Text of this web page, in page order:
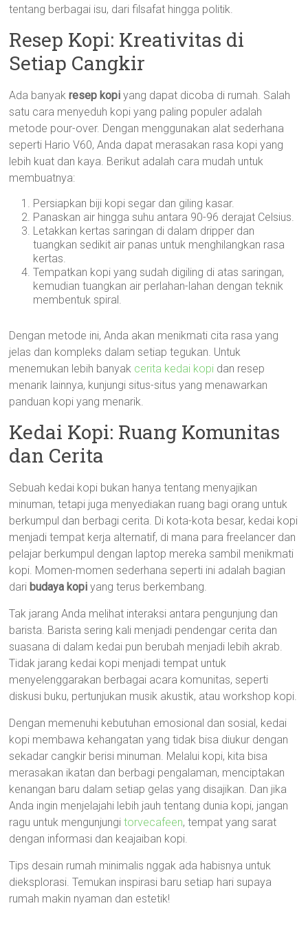
tentang berbagai isu, dari filsafat hingga politik.
Resep Kopi: Kreativitas di
Setiap Cangkir
Ada banyakresep kopi yang dapat dicoba di rumah. Salah
satu cara menyeduh kopi yang paling populer adalah
metode pour-over. Dengan menggunakan alat sederhana
seperti Hario V60, Anda dapat merasakan rasa kopi yang
lebih kuat dan kaya. Berikut adalah cara mudah untuk
membuatnya:
Persiapkan biji kopi segar dan giling kasar.
Panaskan air hingga suhu antara 90-96 derajat Celsius.
Letakkan kertas saringan di dalam dripper dan
tuangkan sedikit air panas untuk menghilangkan rasa
kertas.
Tempatkan kopi yang sudah digiling di atas saringan,
kemudian tuangkan air perlahan-lahan dengan teknik
membentuk spiral.
Dengan metode ini, Anda akan menikmati cita rasa yang
jelas dan kompleks dalam setiap tegukan. Untuk
menemukan lebih banyak cerita kedai kopi dan resep
menarik lainnya, kunjungi situs-situs yang menawarkan
panduan kopi yang menarik.
Kedai Kopi: Ruang Komunitas
dan Cerita
Sebuah kedai kopi bukan hanya tentang menyajikan
minuman, tetapi juga menyediakan ruang bagi orang untuk
berkumpul dan berbagi cerita. Di kota-kota besar, kedai kopi
menjadi tempat kerja alternatif, di mana para freelancer dan
pelajar berkumpul dengan laptop mereka sambil menikmati
kopi. Momen-momen sederhana seperti ini adalah bagian
dari budaya kopi yang terus berkembang.
Tak jarang Anda melihat interaksi antara pengunjung dan
barista. Barista sering kali menjadi pendengar cerita dan
suasana di dalam kedai pun berubah menjadi lebih akrab.
Tidak jarang kedai kopi menjadi tempat untuk
menyelenggarakan berbagai acara komunitas, seperti
diskusi buku, pertunjukan musik akustik, atau workshop kopi.
Dengan memenuhi kebutuhan emosional dan sosial, kedai
kopi membawa kehangatan yang tidak bisa diukur dengan
sekadar cangkir berisi minuman. Melalui kopi, kita bisa
merasakan ikatan dan berbagi pengalaman, menciptakan
kenangan baru dalam setiap gelas yang disajikan. Dan jika
Anda ingin menjelajahi lebih jauh tentang dunia kopi, jangan
ragu untuk mengunjungitorvecafeen, tempat yang sarat
dengan informasi dan keajaiban kopi.
Tips desain rumah minimalis nggak ada habisnya untuk
dieksplorasi. Temukan inspirasi baru setiap hari supaya
rumah makin nyaman dan estetik!